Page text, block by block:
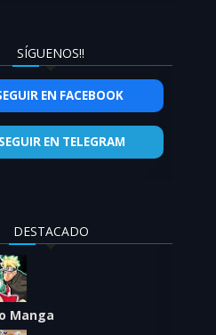
SÍGUENOS!!
EN FACEBOOK
SEGUIR EN TELEGRAM
DESTACADO
Manga